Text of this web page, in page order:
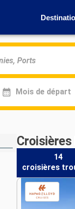
Mois de départ
14
croisières